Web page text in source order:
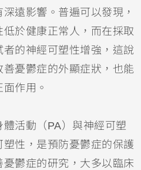
遠影響。普遍可以發現，
於健康正常人，而在採取
的神經可塑性增強，這說
憂鬱症的外顯症狀，也能
作用。
活動（PA）與神經可塑
性，是預防憂鬱症的保護
鬱症的研究，大多以臨床